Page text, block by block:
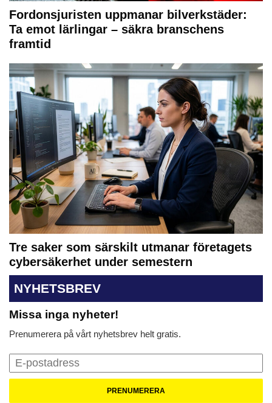
Fordonsjuristen uppmanar bilverkstäder:
Ta emot lärlingar – säkra branschens
framtid
Tre saker som särskilt utmanar företagets
cybersäkerhet under semestern
NYHETSBREV
Missa inga nyheter!
Prenumerera på vårt nyhetsbrev helt gratis.